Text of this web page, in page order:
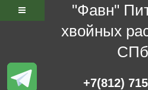
"Фавн"
хвойных
СПб
+7(812)